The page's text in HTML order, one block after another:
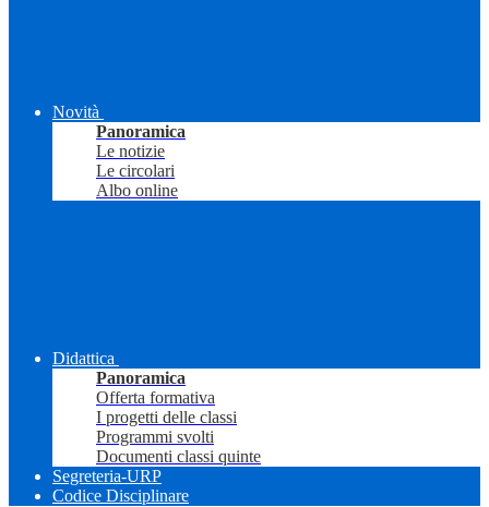
Novità
Panoramica
Le notizie
Le circolari
Albo online
Didattica
Panoramica
Offerta formativa
I progetti delle classi
Programmi svolti
Documenti classi quinte
Segreteria-URP
Codice Disciplinare